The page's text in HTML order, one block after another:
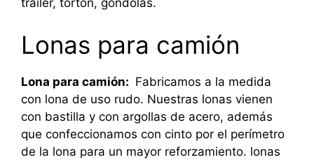
trailer, torton, gondolas.
Lonas para camión
Lona para camión: Fabricamos a la medida
con lona de uso rudo. Nuestras lonas vienen
con bastilla y con argollas de acero, además
que confeccionamos con cinto por el perímetro
de la lona para un mayor reforzamiento. lonas